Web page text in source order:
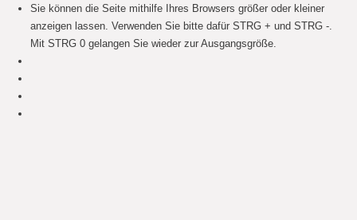
Sie können die Seite mithilfe Ihres Browsers größer oder kleiner
anzeigen lassen. Verwenden Sie bitte dafür STRG + und STRG -.
Mit STRG 0 gelangen Sie wieder zur Ausgangsgröße.